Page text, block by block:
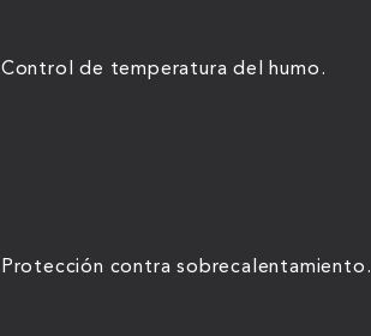
Control de temperatura del humo.
Protección contra sobrecalentamiento.